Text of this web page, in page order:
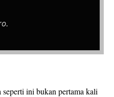
ini bukan pertama kali